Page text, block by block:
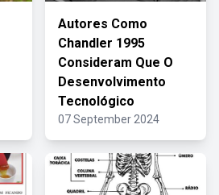
Autores Como
Chandler 1995
Consideram Que O
Desenvolvimento
Tecnológico
07 September 2024